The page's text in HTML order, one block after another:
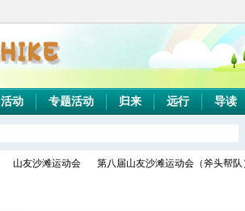
活动 专题活动 归来 远行 导读
山友沙滩运动会 第八届山友沙滩运动会（斧头帮